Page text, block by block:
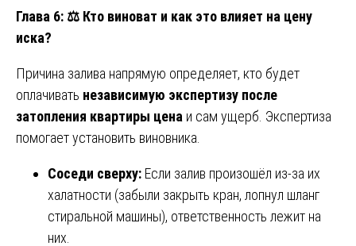
Глава 6: ⚖️ Кто виноват и как это влияет на цену
иска?
Причина залива напрямую определяет, кто будет
оплачивать независимую экспертизу после
затопления квартиры цена и сам ущерб. Экспертиза
помогает установить виновника.
Соседи сверху: Если залив произошёл из-за их
халатности (забыли закрыть кран, лопнул шланг
стиральной машины), ответственность лежит на
них.